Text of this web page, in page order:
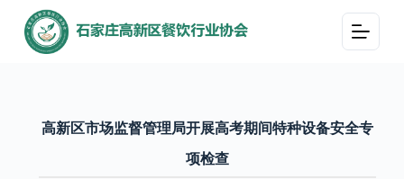
跳
过
高新区市场监督管理局开展高考期间特种设备安全专
项检查